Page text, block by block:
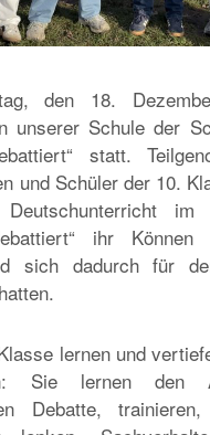
den 18.
unserer Schule der
statt.
und Schüler der 10.
im
ihr Können
sich dadurch für
lernen und
Sie lernen den
Debatte,